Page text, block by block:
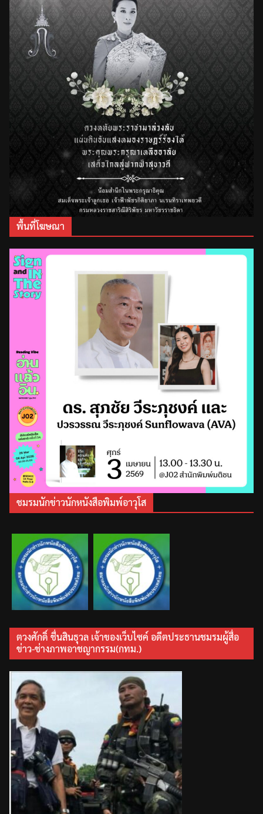
พื้นที่โฆษณา
ชมรมนักข่าวนักหนังสือพิมพ์อาวุโส
ตวงศักดิ์ ชื่นสินธุวล เจ้าของเว็บไซค์ อดีตประธานชมรมผู้สื่อ
ข่าว-ช่างภาพอาชญากรรม(กทม.)